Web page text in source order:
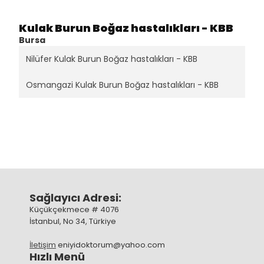
Kulak Burun Boğaz hastalıkları - KBB
Bursa
Nilüfer Kulak Burun Boğaz hastalıkları - KBB
Osmangazi Kulak Burun Boğaz hastalıkları - KBB
Sağlayıcı Adresi:
Küçükçekmece # 4076
İstanbul, No 34, Türkiye
İletişim eniyidoktorum@yahoo.com
Hızlı Menü